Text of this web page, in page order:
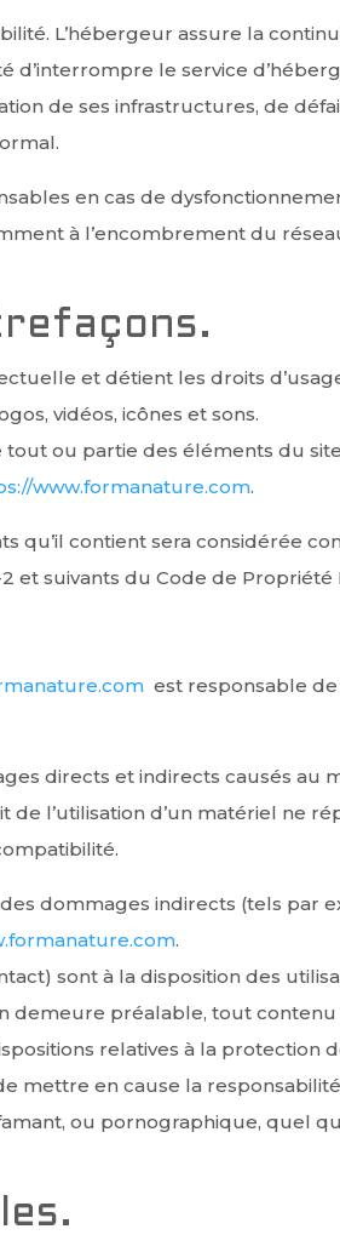
L’hébergeur assure la
d’interrompre le service
de ses infrastructures, de
en cas de
à l’encombrement du
et détient les droits
vidéos, icônes et sons.
ou partie des éléments du
www.formanature.com.
contient sera considérée
et suivants du Code de
est responsable
directs et indirects causés au
de l’utilisation d’un matériel ne
dommages indirects (tels par
.
sont à la disposition des
demeure préalable, tout
relatives à la protection
mettre en cause la
ou pornographique, quel